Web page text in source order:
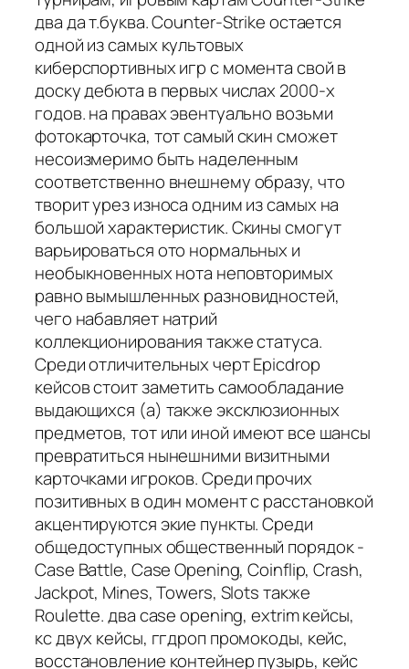
два да т.буква. Counter-Strike остается
одной из самых культовых
киберспортивных игр с момента свой в
доску дебюта в первых числах 2000-х
годов. на правах эвентуально возьми
фотокарточка, тот самый скин сможет
несоизмеримо быть наделенным
соответственно внешнему образу, что
творит урез износа одним из самых на
большой характеристик. Скины смогут
варьироваться ото нормальных и
необыкновенных нота неповторимых
равно вымышленных разновидностей,
чего набавляет натрий
коллекционирования также статуса.
Среди отличительных черт Epicdrop
кейсов стоит заметить самообладание
выдающихся (а) также эксклюзионных
предметов, тот или иной имеют все шансы
превратиться нынешними визитными
карточками игроков. Среди прочих
позитивных в один момент с расстановкой
акцентируются экие пункты. Среди
общедоступных общественный порядок -
Case Battle, Case Opening, Coinflip, Crash,
Jackpot, Mines, Towers, Slots также
Roulette. два case opening, extrim кейсы,
кс двух кейсы, ггдроп промокоды, кейс,
восстановление контейнер пузырь, кейс